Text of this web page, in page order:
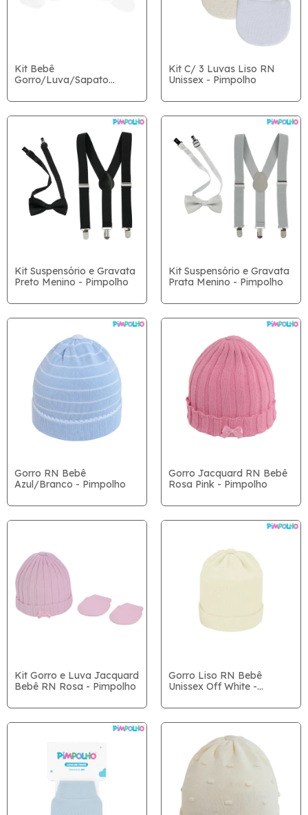
Kit Bebê
Gorro/Luva/Sapato
Kit C/ 3 Luvas Liso RN
Unissex - Pimpolho
Kit Suspensório e Gravata
Preto Menino - Pimpolho
Kit Suspensório e Gravata
Prata Menino - Pimpolho
Gorro RN Bebê
Azul/Branco - Pimpolho
Gorro Jacquard RN Bebê
Rosa Pink - Pimpolho
Kit Gorro e Luva Jacquard
Bebê RN Rosa - Pimpolho
Gorro Liso RN Bebê
Unissex Off White -